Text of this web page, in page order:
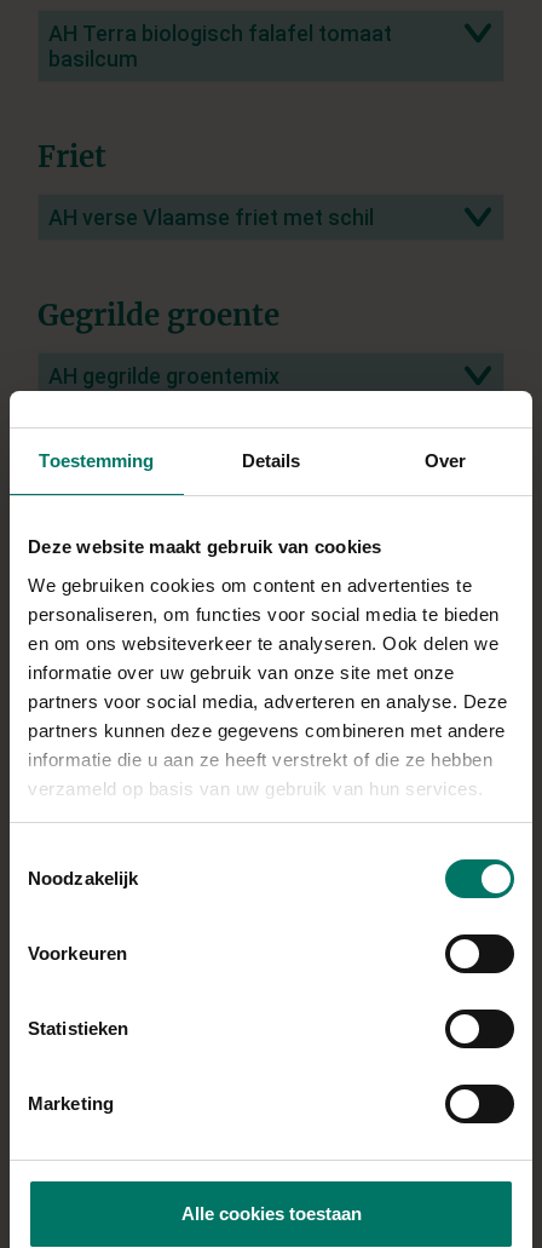
Toestemming Details Over
Deze website maakt gebruik van cookies
We gebruiken cookies om content en advertenties te
personaliseren, om functies voor social media te bieden
en om ons websiteverkeer te analyseren. Ook delen we
informatie over uw gebruik van onze site met onze
partners voor social media, adverteren en analyse. Deze
partners kunnen deze gegevens combineren met andere
informatie die u aan ze heeft verstrekt of die ze hebben
verzameld op basis van uw gebruik van hun services.
Noodzakelijk
Voorkeuren
Statistieken
Marketing
Alle cookies toestaan
AH Terra biologisch falafel tomaat
basilcum
Friet
AH verse Vlaamse friet met schil
Gegrilde groente
AH gegrilde groentemix
Bonduelle gegrilde groenten mix
(diepvries)
Groentequiche
AH quiche broccoli kaas
Kant-en-klaar schotel
AH comfort bowl Marokkaanse stoof
AH comfort bowl tomaat orzo
AH Terra comfort bowl jackfruit rendang
HAK burritoschotel, alle zakken van HAK
passen binnen de methode
HAK kikkererwtencurry
HAK tortilla schotel